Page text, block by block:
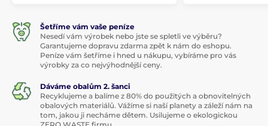
Šetříme vám vaše peníze
Nesedí vám výrobek nebo jste se spletli ve výběru?
Garantujeme dopravu zdarma zpět k nám do eshopu.
Peníze vám šetříme i hned u nákupu, vybíráme pro vás
výrobky za co nejvýhodnější ceny.
Dáváme obalům 2. šanci
Recyklujeme a balíme z 80% do použitých a obnovitelných
obalových materiálů. Vážíme si naší planety a záleží nám na
tom, jakou ji necháme dětem. Usilujeme o ekologickou